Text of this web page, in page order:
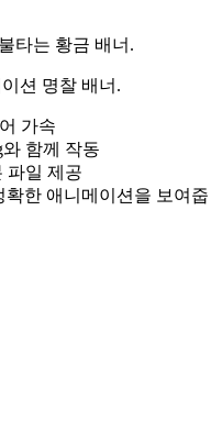
타는 황금 배너.
션 명찰 배너.
가속
와 함께 작동
파일 제공
한 애니메이션을 보여줍